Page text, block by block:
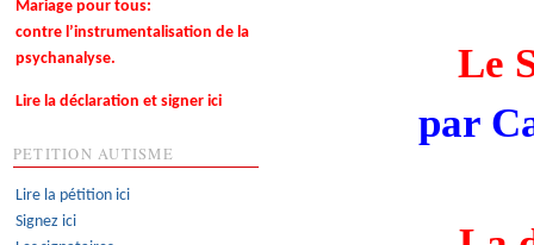
Le
par
Mariage pour tous:
contre l’instrumentalisation de la
psychanalyse.
Lire la déclaration et signer ici
PETITION AUTISME
Lire la pétition ici
Signez ici